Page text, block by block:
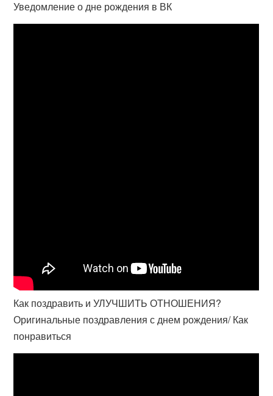
Уведомление о дне рождения в ВК
Как поздравить и УЛУЧШИТЬ ОТНОШЕНИЯ?
Оригинальные поздравления с днем рождения/ Как
понравиться